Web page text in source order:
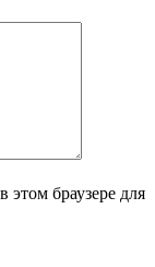
этом браузере для